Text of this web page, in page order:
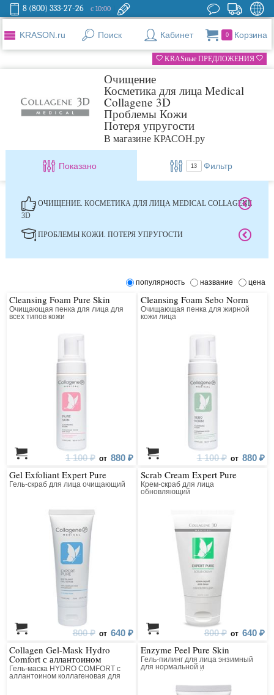
8 (800) 333-27-26 с 10:00
KRASON.ru Поиск Кабинет 0 Корзина
KRASные ПРЕДЛОЖЕНИЯ
Очищение
Косметика для лица Medical
Collagene 3D
Проблемы Кожи
Потеря упругости
В магазине КРАСОН.ру
Показано 13 Фильтр
ОЧИЩЕНИЕ. КОСМЕТИКА ДЛЯ ЛИЦА MEDICAL COLLAGENE
3D
ПРОБЛЕМЫ КОЖИ. ПОТЕРЯ УПРУГОСТИ
популярность название цена
Cleansing Foam Pure Skin
Очищающая пенка для лица для
всех типов кожи
1 100 ₽ от 880 ₽
Cleansing Foam Sebo Norm
Очищающая пенка для жирной
кожи лица
1 100 ₽ от 880 ₽
Gel Exfoliant Expert Pure
Гель-скраб для лица очищающий
800 ₽ от 640 ₽
Scrab Cream Expert Pure
Крем-скраб для лица
обновляющий
800 ₽ от 640 ₽
Collagen Gel-Mask Hydro
Comfort с аллантоином
Гель-маска HYDRO COMFORT с
аллантоином коллагеновая для
Enzyme Peel Pure Skin
Гель-пилинг для лица энзимный
для нормальной и